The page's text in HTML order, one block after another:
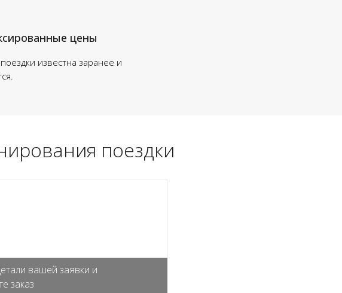
известна заранее и
цены
поездки
вашей заявки и
заказ